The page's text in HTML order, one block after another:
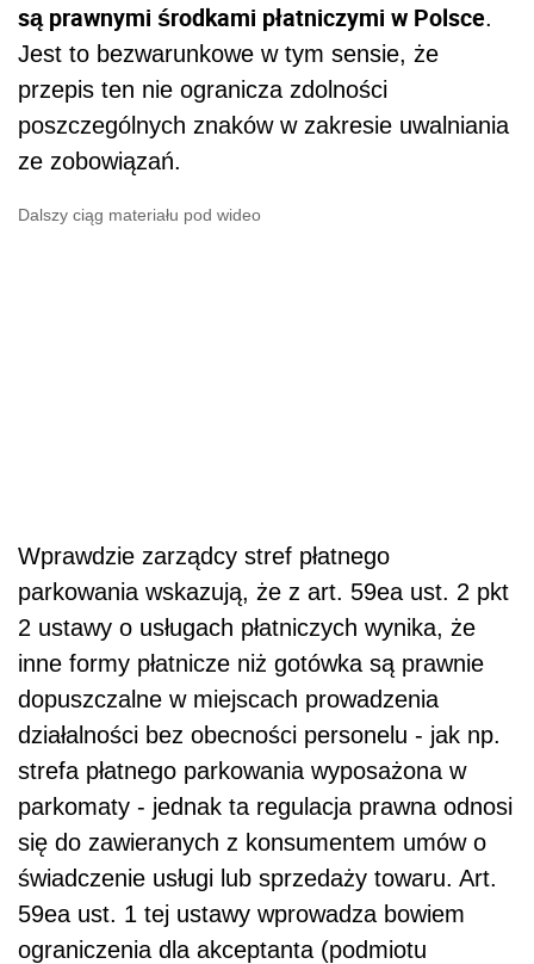
są prawnymi środkami płatniczymi w Polsce.
Jest to bezwarunkowe w tym sensie, że
przepis ten nie ogranicza zdolności
poszczególnych znaków w zakresie uwalniania
ze zobowiązań.
Dalszy ciąg materiału pod wideo
Wprawdzie zarządcy stref płatnego
parkowania wskazują, że z art. 59ea ust. 2 pkt
2 ustawy o usługach płatniczych wynika, że
inne formy płatnicze niż gotówka są prawnie
dopuszczalne w miejscach prowadzenia
działalności bez obecności personelu - jak np.
strefa płatnego parkowania wyposażona w
parkomaty - jednak ta regulacja prawna odnosi
się do zawieranych z konsumentem umów o
świadczenie usługi lub sprzedaży towaru. Art.
59ea ust. 1 tej ustawy wprowadza bowiem
ograniczenia dla akceptanta (podmiotu